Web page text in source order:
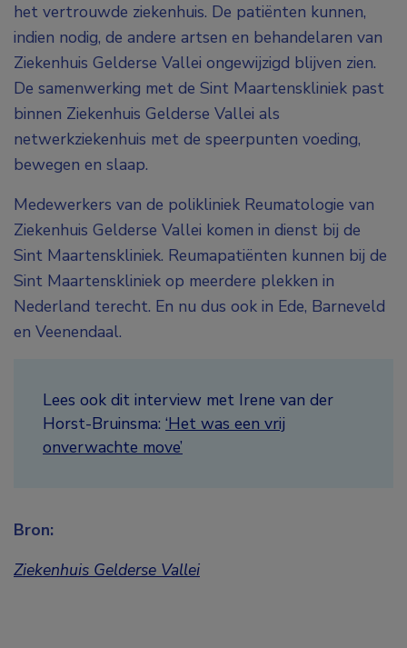
het vertrouwde ziekenhuis. De patiënten kunnen,
indien nodig, de andere artsen en behandelaren van
Ziekenhuis Gelderse Vallei ongewijzigd blijven zien.
De samenwerking met de Sint Maartenskliniek past
binnen Ziekenhuis Gelderse Vallei als
netwerkziekenhuis met de speerpunten voeding,
bewegen en slaap.
Medewerkers van de polikliniek Reumatologie van
Ziekenhuis Gelderse Vallei komen in dienst bij de
Sint Maartenskliniek. Reumapatiënten kunnen bij de
Sint Maartenskliniek op meerdere plekken in
Nederland terecht. En nu dus ook in Ede, Barneveld
en Veenendaal.
Lees ook dit interview met Irene van der
Horst-Bruinsma: ‘Het was een vrij
onverwachte move’
Bron:
Ziekenhuis Gelderse Vallei